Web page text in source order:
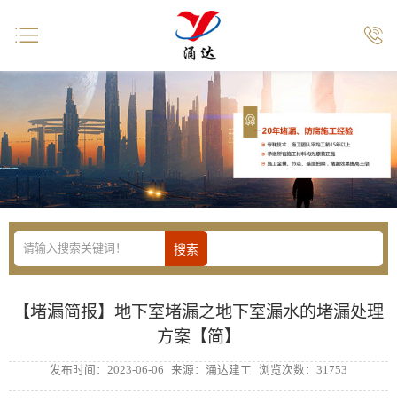
【堵漏简报】地下室堵漏之地下室漏水的堵漏处理
方案【简】
发布时间：2023-06-06 来源：涌达建工 浏览次数：31753
 